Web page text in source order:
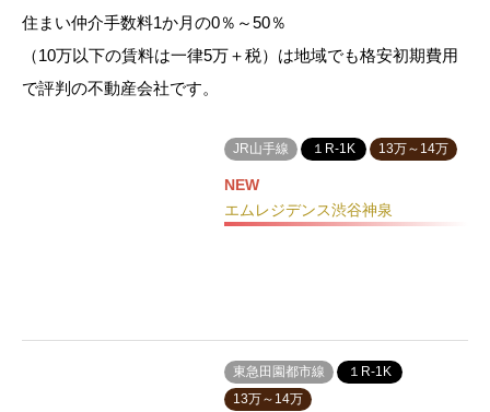
住まい仲介手数料1か月の0％～50％
（10万以下の賃料は一律5万＋税）は地域でも格安初期費用
で評判の不動産会社です。
JR山手線 １R-1K 13万～14万
NEW
エムレジデンス渋谷神泉
東急田園都市線
１R-1K
13万～14万